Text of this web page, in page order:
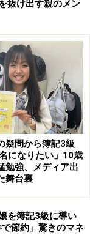
の理由
。こういう状況
ます。1つは気
しつけの権威・
まれ持った気質
いタイプの子が
何でも「いい
いれば、まずは
とおそうとする
抜け出す親のメン
疑問から簿記3級
になりたい」10歳
勉強、メディア出
舞台裏
を簿記3級に導い
節約」驚きのマネ